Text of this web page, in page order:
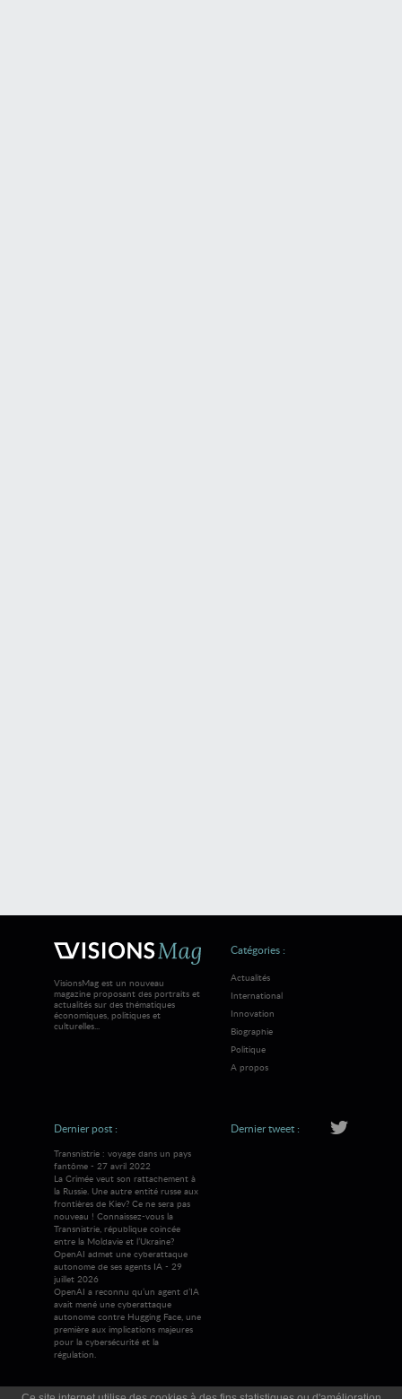
VisionsMag est un nouveau
magazine proposant des portraits et
actualités sur des thématiques
économiques, politiques et
culturelles...
Catégories :
Actualités
International
Innovation
Biographie
Politique
A propos
Dernier post :
Transnistrie : voyage dans un pays
fantôme - 27 avril 2022
La Crimée veut son rattachement à
la Russie. Une autre entité russe aux
frontières de Kiev? Ce ne sera pas
nouveau ! Connaissez-vous la
Transnistrie, république coincée
entre la Moldavie et l’Ukraine?
OpenAI admet une cyberattaque
autonome de ses agents IA - 29
juillet 2026
OpenAI a reconnu qu’un agent d’IA
avait mené une cyberattaque
autonome contre Hugging Face, une
première aux implications majeures
pour la cybersécurité et la
régulation.
Dernier tweet :